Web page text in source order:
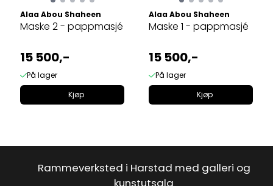
Alaa Abou Shaheen
Maske 2 - pappmasjé
15 500,-
På lager
Kjøp
Alaa Abou Shaheen
Maske 1 - pappmasjé
15 500,-
På lager
Kjøp
Rammeverksted i Harstad med galleri og
kunstutsalg